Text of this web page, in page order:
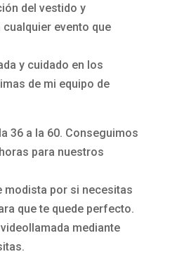
del vestido y
evento que
y cuidado en los
de mi equipo de
36 a la 60. Conseguimos
para nuestros
modista por si necesitas
que te quede perfecto.
mediante